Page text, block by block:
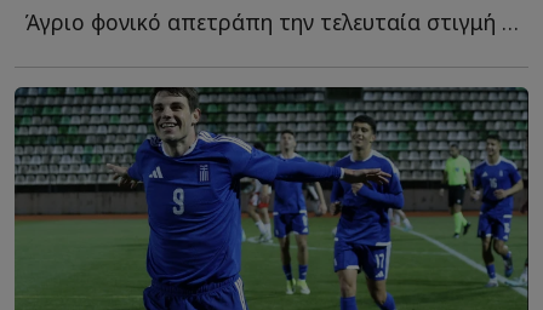
Άγριο φονικό απετράπη την τελευταία στιγμή σε μοναστήρι τ...